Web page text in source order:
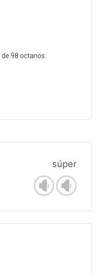
de 98 octanos.
súper